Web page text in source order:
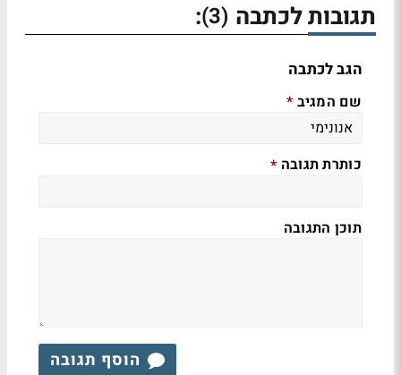
תגובות לכתבה (3)
:
הגב לכתבה
שם המגיב *
כותרת תגובה *
תוכן התגובה
הוסף תגובה